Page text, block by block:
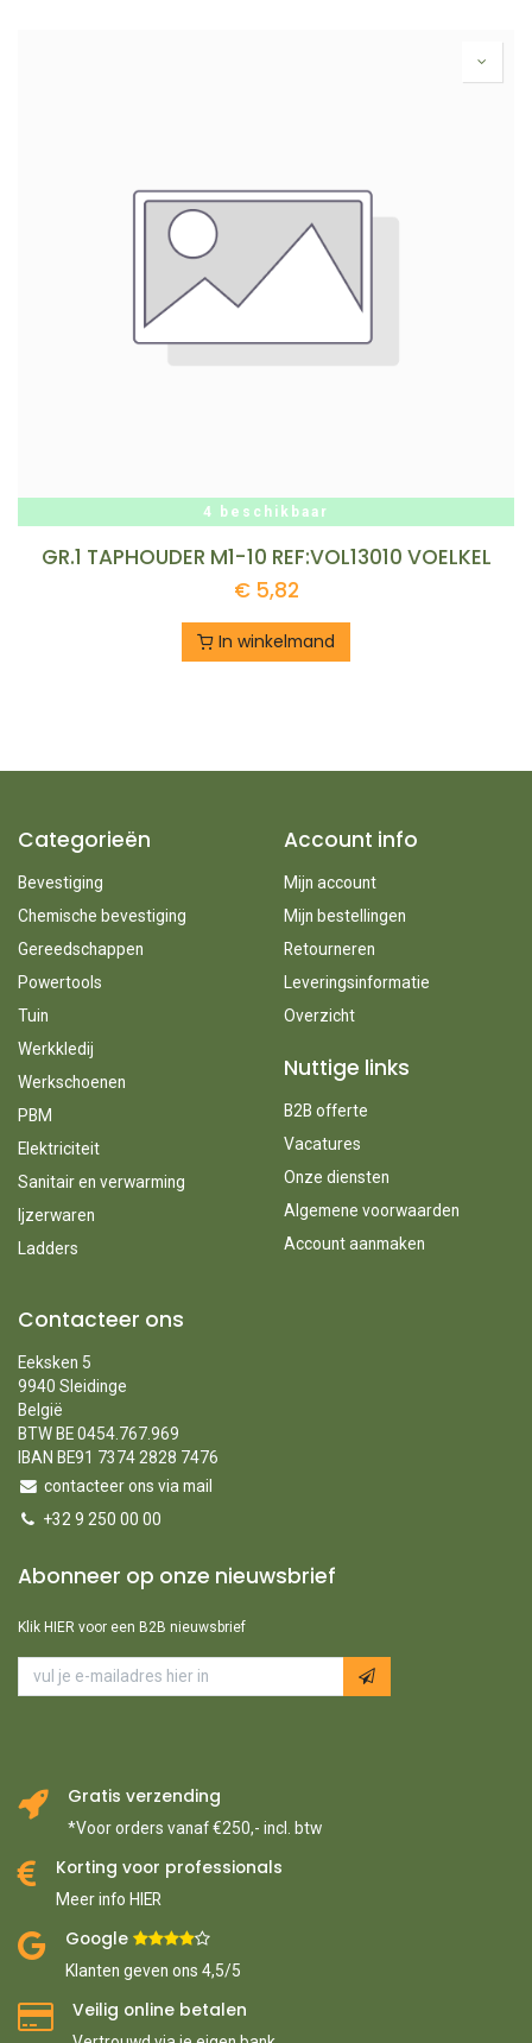
4 beschikbaar
GR.1 TAPHOUDER M1-10 REF:VOL13010 VOELKEL
€ 5,82
In winkelmand
Categorieën
Bevestiging
Chemische bevestiging
Gereedschappen
Powertools
Tuin
Werkkledij
Werkschoenen
PBM
Elektriciteit
Sanitair en verwarming
Ijzerwaren
Ladders
Account info
Mijn account
Mijn bestellingen
Retourneren
Leveringsinformatie
Overzicht
Nuttige links
B2B offerte
Vacatures
Onze diensten
Algemene voorwaarden
Account aanmaken
Contacteer ons
Eeksken 5
9940 Sleidinge
België
BTW BE 0454.767.969
IBAN BE91 7374 2828 7476
contacteer ons via mail
+32 9 250 00 00
Abonneer op onze nieuwsbrief
Klik HIER voor een B2B nieuwsbrief
Gratis verzending
*Voor orders vanaf €250,- incl. btw
Korting voor professionals
Meer info HIER
Google ​
Klanten geven ons 4,5/5
Veilig online betalen